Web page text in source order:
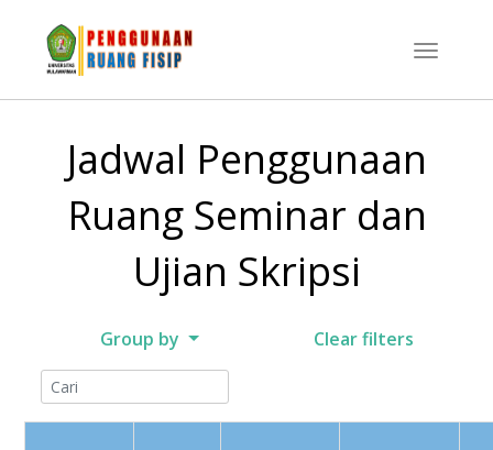
Jadwal Penggunaan
Ruang Seminar dan
Ujian Skripsi
Group by Clear filters